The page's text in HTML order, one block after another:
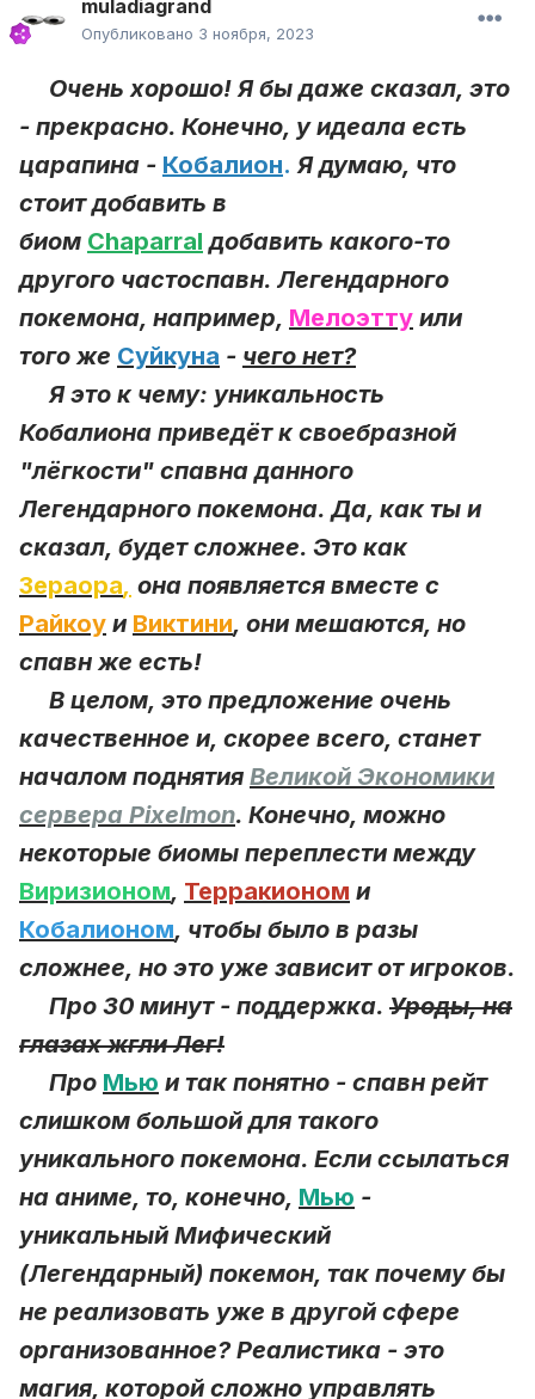
muladiagrand
Опубликовано 3 ноября, 2023
Очень хорошо! Я бы даже сказал, это
- прекрасно. Конечно, у идеала есть
царапина - Кобалион.Я думаю, что
стоит добавить в
биом Chaparral добавить какого-то
другого частоспавн. Легендарного
покемона, например, Мелоэтту или
того же Суйкуна - чего нет?
Я это к чему: уникальность
Кобалиона приведёт к своебразной
"лёгкости" спавна данного
Легендарного покемона. Да, как ты и
сказал, будет сложнее. Это как
Зераора, она появляется вместе с
Райкоу и Виктини, они мешаются, но
спавн же есть!
В целом, это предложение очень
качественное и, скорее всего, станет
началом поднятия Великой Экономики
сервера Pixelmon. Конечно, можно
некоторые биомы переплести между
Виризионом, Терракионом и
Кобалионом, чтобы было в разы
сложнее, но это уже зависит от игроков.
Про 30 минут - поддержка. Уроды, на
глазах жгли Лег!
Про Мью и так понятно - спавн рейт
слишком большой для такого
уникального покемона. Если ссылаться
на аниме, то, конечно, Мью -
уникальный Мифический
(Легендарный) покемон, так почему бы
не реализовать уже в другой сфере
организованное? Реалистика - это
магия, которой сложно управлять